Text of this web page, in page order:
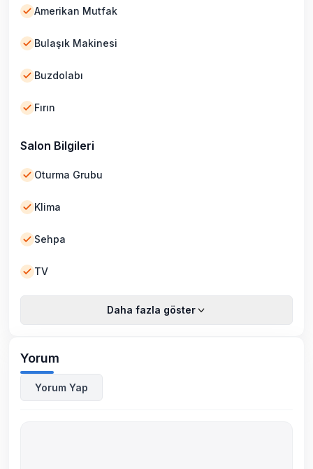
Amerikan Mutfak
Bulaşık Makinesi
Buzdolabı
Fırın
Salon Bilgileri
Oturma Grubu
Klima
Sehpa
TV
Daha fazla göster
Yorum
Yorum Yap